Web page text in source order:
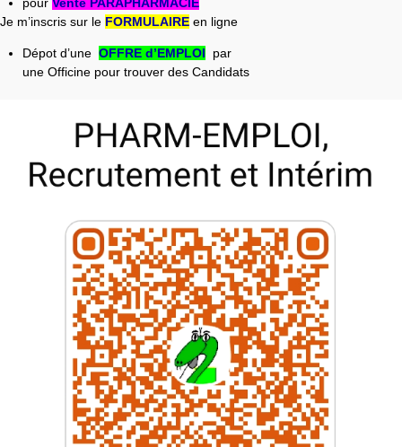
pour Vente PARAPHARMACIE
Je m’inscris sur le FORMULAIRE en ligne
Dépot d’une OFFRE d’EMPLOI par
une Officine pour trouver des Candidats